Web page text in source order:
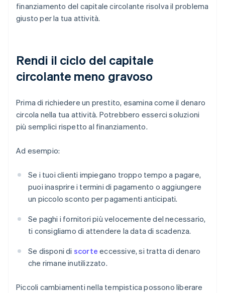
finanziamento del capitale circolante risolva il problema
giusto per la tua attività.
Rendi il ciclo del capitale
circolante meno gravoso
Prima di richiedere un prestito, esamina come il denaro
circola nella tua attività. Potrebbero esserci soluzioni
più semplici rispetto al finanziamento.
Ad esempio:
Se i tuoi clienti impiegano troppo tempo a pagare,
puoi inasprire i termini di pagamento o aggiungere
un piccolo sconto per pagamenti anticipati.
Se paghi i fornitori più velocemente del necessario,
ti consigliamo di attendere la data di scadenza.
Se disponi di scorte eccessive, si tratta di denaro
che rimane inutilizzato.
Piccoli cambiamenti nella tempistica possono liberare